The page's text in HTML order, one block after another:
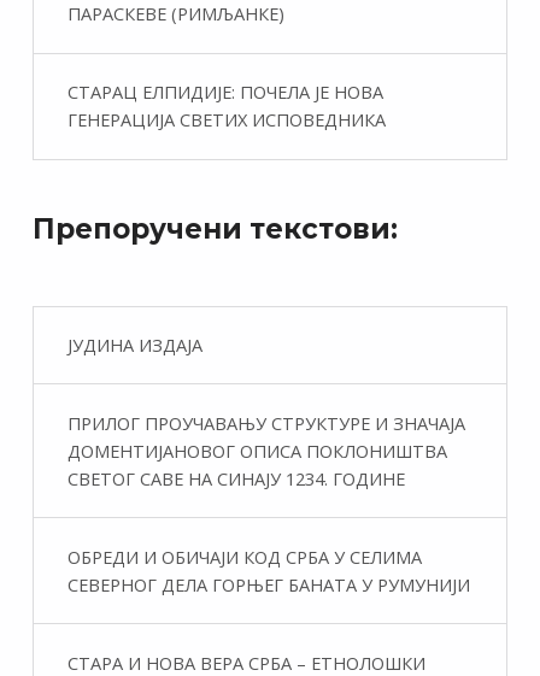
ПАРАСКЕВЕ (РИМЉАНКЕ)
СТАРАЦ ЕЛПИДИЈЕ: ПОЧЕЛА ЈЕ НОВА
ГЕНЕРАЦИЈА СВЕТИХ ИСПОВЕДНИКА
Препоручени текстови:
ЈУДИНА ИЗДАЈА
ПРИЛОГ ПРОУЧАВАЊУ СТРУКТУРЕ И ЗНАЧАЈА
ДОМЕНТИЈАНОВОГ ОПИСА ПОКЛОНИШТВА
СВЕТОГ САВЕ НА СИНАЈУ 1234. ГОДИНЕ
ОБРЕДИ И ОБИЧАЈИ КОД СРБА У СЕЛИМА
СЕВЕРНОГ ДЕЛА ГОРЊЕГ БАНАТА У РУМУНИЈИ
СТАРА И НОВА ВЕРА СРБА – ЕТНОЛОШКИ